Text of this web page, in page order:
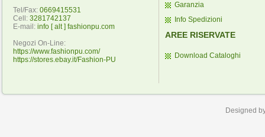
Tel/Fax: 0669415531
Cell: 3281742137
E-mail: info [ alt ] fashionpu.com
Negozi On-Line:
https://www.fashionpu.com/
https://stores.ebay.it/Fashion-PU
Garanzia
Info Spedizioni
AREE RISERVATE
Download Cataloghi
Designed